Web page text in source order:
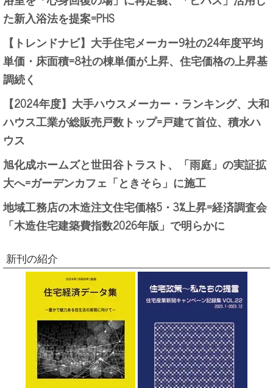
た新入浴法を提案=PHS
【トレンドナビ】大手住宅メーカー9社の24年度平均
単価・床面積=8社の棟単価が上昇、住宅価格の上昇基
調続く
【2024年度】大手ハウスメーカー・ランキング、大和
ハウス工業が総販売戸数トップ=戸建て首位、積水ハ
ウス
旭化成ホームズと世田谷トラスト、「雨庭」の実証拡
大へ=ガーデンカフェ「ときそら」に施工
地域工務店の木造注文住宅価格5・3%上昇=経済調査会
「木造住宅建築費指数2026年版」で明らかに
新刊の紹介